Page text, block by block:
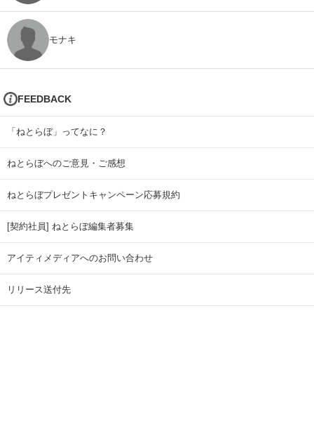
モナキ
FEEDBACK
「ねとらぼ」ってなに？
ねとらぼへのご意見・ご感想
ねとらぼプレゼントキャンペーン応募規約
[契約社員] ねとらぼ編集者募集
アイティメディアへのお問い合わせ
リリース送付先